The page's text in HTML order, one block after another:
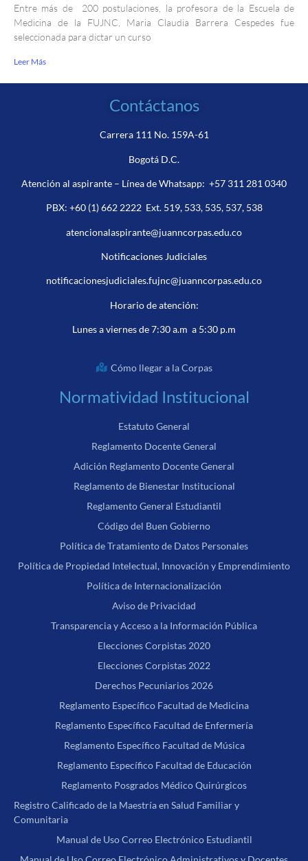
Entre más de 200 postulaciones, la profesora de la Escuela de
Medicina de la FUJNC, Maria Claudia Barrera Cespedes fue
seleccionada para dictar un curso
Leer Más
Contáctanos
Carrera 111 No. 159A-61
Bogotá D.C.
Atención al aspirante – Línea de Whatsapp: +57 311 281 0340
PBX: +60 (1) 662 2222Ext. 519, 533, 535, 537, 538
atencionalaspirante@juanncorpas.edu.co
Notificaciones Judiciales
notificacionesjudiciales.fujnc@juanncorpas.edu.co
Horario de atención:
Lunes a viernes de 7:30 a.m a 5:30 p.m
Cómo llegar a la Corpas
Normatividad Institucional
Estatuto General
Reglamento Docente General
Adición Reglamento Docente General
Reglamento de Bienestar Institucional
Reglamento General Estudiantil
Código del Buen Gobierno
Política de Tratamiento de Datos Personales
Política de Propiedad Intelectual, Innovación y Emprendimiento
Política de Internacionalización
Aviso de Privacidad
Transparencia y Acceso a la Información Pública
Elecciones Corpistas 2020
Elecciones Corpistas 2022
Derechos Pecuniarios 2026
Reglamento Específico Facultad de Medicina
Reglamento Específico Facultad de Enfermería
Reglamento Específico Facultad de Música
Reglamento Específico Facultad de Educación
Reglamento Posgrados Médico Quirúrgicos
Registro Calificado de la Maestría en Salud Familiar y
Comunitaria
Manual de Uso Correo Electrónico Estudiantil